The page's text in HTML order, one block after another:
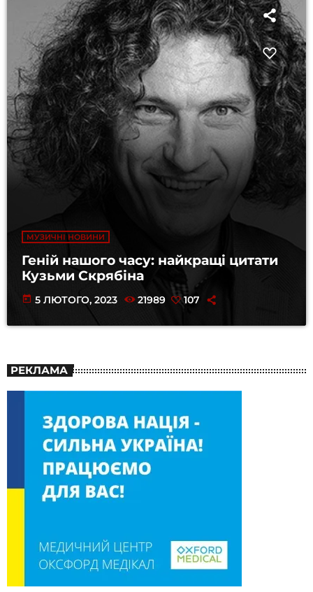
МУЗИЧНІ НОВИНИ
Геній нашого часу: найкращі цитати
Кузьми Скрябіна
today 5 ЛЮТОГО, 2023 21989 107
РЕКЛАМА